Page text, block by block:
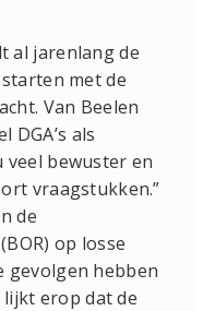
al jarenlang de
met de
Van Beelen
DGA’s als
bewuster en
vraagstukken.”
de
op losse
gevolgen hebben
erop dat de